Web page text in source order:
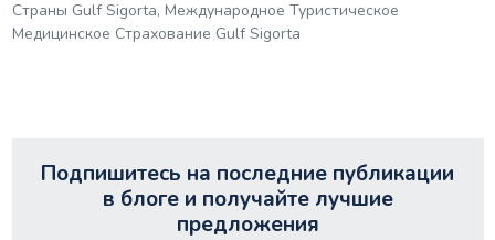
Страны Gulf Sigorta, Международное Туристическое
Медицинское Страхование Gulf Sigorta
Подпишитесь на последние публикации
в блоге и получайте лучшие
предложения